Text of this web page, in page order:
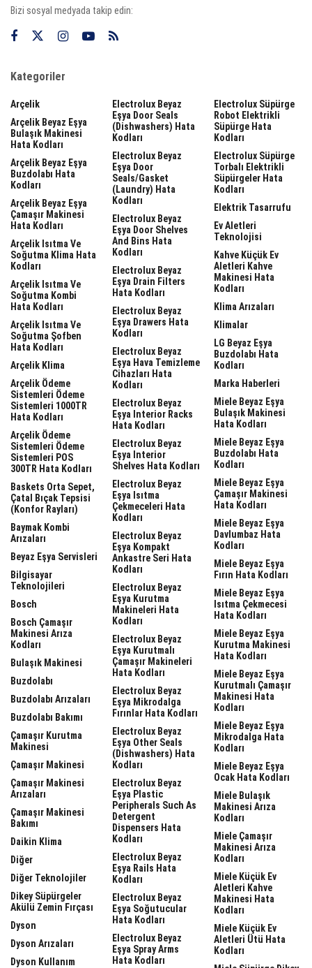
Bizi sosyal medyada takip edin:
Kategoriler
Arçelik
Arçelik Beyaz Eşya
Bulaşık Makinesi
Hata Kodları
Arçelik Beyaz Eşya
Buzdolabı Hata
Kodları
Arçelik Beyaz Eşya
Çamaşır Makinesi
Hata Kodları
Arçelik Isıtma Ve
Soğutma Klima Hata
Kodları
Arçelik Isıtma Ve
Soğutma Kombi
Hata Kodları
Arçelik Isıtma Ve
Soğutma Şofben
Hata Kodları
Arçelik Klima
Arçelik Ödeme
Sistemleri Ödeme
Sistemleri 1000TR
Hata Kodları
Arçelik Ödeme
Sistemleri Ödeme
Sistemleri POS
300TR Hata Kodları
Baskets Orta Sepet,
Çatal Bıçak Tepsisi
(Konfor Rayları)
Baymak Kombi
Arızaları
Beyaz Eşya Servisleri
Bilgisayar
Teknolojileri
Bosch
Bosch Çamaşır
Makinesi Arıza
Kodları
Bulaşık Makinesi
Buzdolabı
Buzdolabı Arızaları
Buzdolabı Bakımı
Çamaşır Kurutma
Makinesi
Çamaşır Makinesi
Çamaşır Makinesi
Arızaları
Çamaşır Makinesi
Bakımı
Daikin Klima
Diğer
Diğer Teknolojiler
Dikey Süpürgeler
Akülü Zemin Fırçası
Dyson
Dyson Arızaları
Dyson Kullanım
Electrolux Beyaz
Eşya Door Seals
(dishwashers) Hata
Kodları
Electrolux Beyaz
Eşya Door
Seals/gasket
(laundry) Hata
Kodları
Electrolux Beyaz
Eşya Door Shelves
And Bins Hata
Kodları
Electrolux Beyaz
Eşya Drain Filters
Hata Kodları
Electrolux Beyaz
Eşya Drawers Hata
Kodları
Electrolux Beyaz
Eşya Hava Temizleme
Cihazları Hata
Kodları
Electrolux Beyaz
Eşya Interior Racks
Hata Kodları
Electrolux Beyaz
Eşya Interior
Shelves Hata Kodları
Electrolux Beyaz
Eşya Isıtma
Çekmeceleri Hata
Kodları
Electrolux Beyaz
Eşya Kompakt
Ankastre Seri Hata
Kodları
Electrolux Beyaz
Eşya Kurutma
Makineleri Hata
Kodları
Electrolux Beyaz
Eşya Kurutmalı
Çamaşır Makineleri
Hata Kodları
Electrolux Beyaz
Eşya Mikrodalga
Fırınlar Hata Kodları
Electrolux Beyaz
Eşya Other Seals
(dishwashers) Hata
Kodları
Electrolux Beyaz
Eşya Plastic
Peripherals Such As
Detergent
Dispensers Hata
Kodları
Electrolux Beyaz
Eşya Rails Hata
Kodları
Electrolux Beyaz
Eşya Soğutucular
Hata Kodları
Electrolux Beyaz
Eşya Spray Arms
Hata Kodları
Electrolux Süpürge
Robot Elektrikli
Süpürge Hata
Kodları
Electrolux Süpürge
Torbalı Elektrikli
Süpürgeler Hata
Kodları
Elektrik Tasarrufu
Ev Aletleri
Teknolojisi
Kahve Küçük Ev
Aletleri Kahve
Makinesi Hata
Kodları
Klima Arızaları
Klimalar
LG Beyaz Eşya
Buzdolabı Hata
Kodları
Marka Haberleri
Miele Beyaz Eşya
Bulaşık Makinesi
Hata Kodları
Miele Beyaz Eşya
Buzdolabı Hata
Kodları
Miele Beyaz Eşya
Çamaşır Makinesi
Hata Kodları
Miele Beyaz Eşya
Davlumbaz Hata
Kodları
Miele Beyaz Eşya
Fırın Hata Kodları
Miele Beyaz Eşya
Isıtma Çekmecesi
Hata Kodları
Miele Beyaz Eşya
Kurutma Makinesi
Hata Kodları
Miele Beyaz Eşya
Kurutmalı Çamaşır
Makinesi Hata
Kodları
Miele Beyaz Eşya
Mikrodalga Hata
Kodları
Miele Beyaz Eşya
Ocak Hata Kodları
Miele Bulaşık
Makinesi Arıza
Kodları
Miele Çamaşır
Makinesi Arıza
Kodları
Miele Küçük Ev
Aletleri Kahve
Makinesi Hata
Kodları
Miele Küçük Ev
Aletleri Ütü Hata
Kodları